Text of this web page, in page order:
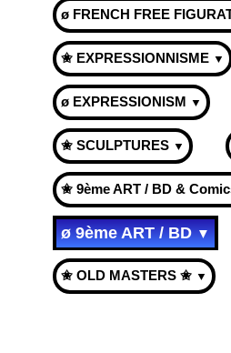
ø FRENCH FREE
✬ EXPRESSIONNISME ▼
ø EXPRESSIONISM ▼
✬ SCULPTURES ▼
✬ 9ème ART / BD &
ø 9ème ART / BD▼
✬ OLD MASTERS ✬ ▼